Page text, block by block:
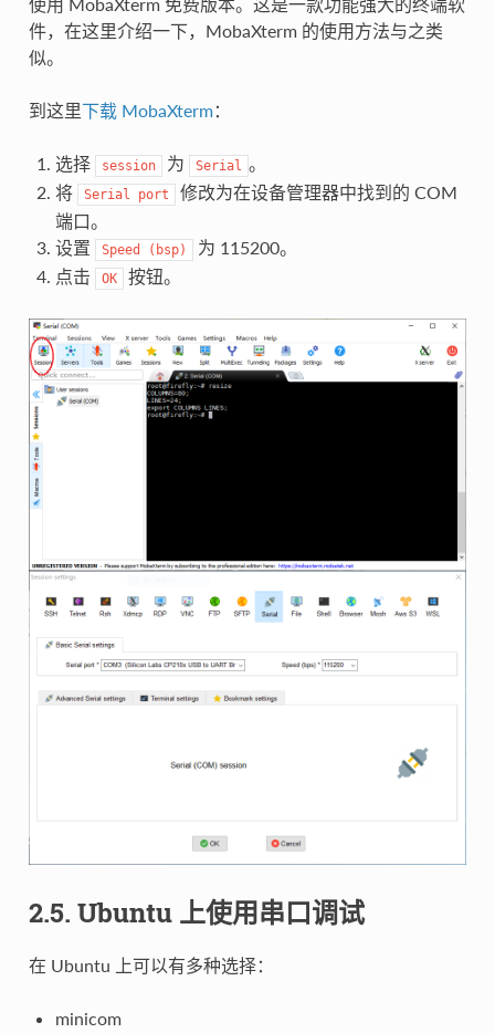
使用 MobaXterm 免费版本。这是一款功能强大的终端软
件，在这里介绍一下，MobaXterm 的使用方法与之类
似。
到这里下载 MobaXterm：
选择 session 为 Serial 。
将
Serial port
修改为在设备管理器中找到的 COM
端口。
设置
Speed (bsp)
为 115200。
点击
OK 按钮。
2.5. Ubuntu 上使用串口调试
在 Ubuntu 上可以有多种选择：
minicom